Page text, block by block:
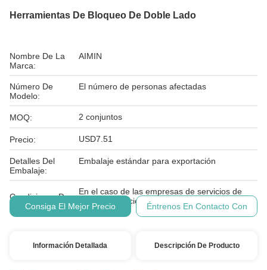
Herramientas De Bloqueo De Doble Lado
Nombre De La
Marca:
AIMIN
Número De
Modelo:
El número de personas afectadas
MOQ: 2 conjuntos
Precio: USD7.51
Detalles Del
Embalaje:
Embalaje estándar para exportación
Condiciones De
Pago:
En el caso de las empresas de servicios de
telecomunicaciones, las empresas de servicios
de telecomu
Consiga El Mejor Precio Éntrenos En Contacto Con
Información Detallada Descripción De Producto